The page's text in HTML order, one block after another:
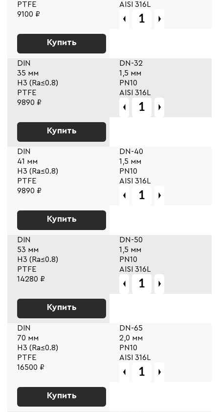
PTFE
AISI 316L
9100 ₽
Купить
DIN
DN-32
35 мм
1,5 мм
Н3 (Ra≤0.8)
PN10
PTFE
AISI 316L
9890 ₽
Купить
DIN
DN-40
41 мм
1,5 мм
Н3 (Ra≤0.8)
PN10
PTFE
AISI 316L
9890 ₽
Купить
DIN
DN-50
53 мм
1,5 мм
Н3 (Ra≤0.8)
PN10
PTFE
AISI 316L
14280 ₽
Купить
DIN
DN-65
70 мм
2,0 мм
Н3 (Ra≤0.8)
PN10
PTFE
AISI 316L
16500 ₽
Купить